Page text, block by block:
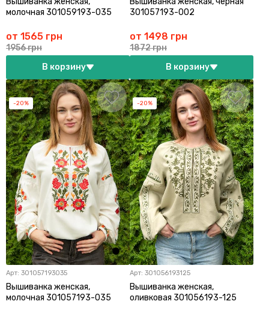
молочная 301059193-035
от 1565 грн
1956 грн
В корзину
301057193-002
от 1498 грн
1872 грн
В корзину
-20%
Арт: 301057193035
Вышиванка женская,
молочная 301057193-035
-20%
Арт: 301056193125
Вышиванка женская,
оливковая 301056193-125